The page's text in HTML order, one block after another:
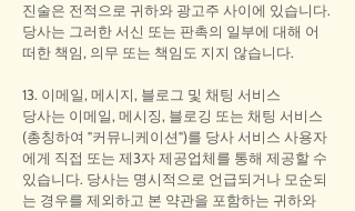
진술은 전적으로 귀하와 광고주 사이에 있습니다.
당사는 그러한 서신 또는 판촉의 일부에 대해 어
떠한 책임, 의무 또는 책임도 지지 않습니다.
13. 이메일, 메시지, 블로그 및 채팅 서비스
당사는 이메일, 메시징, 블로깅 또는 채팅 서비스
(총칭하여 "커뮤니케이션")를 당사 서비스 사용자
에게 직접 또는 제3자 제공업체를 통해 제공할 수
있습니다. 당사는 명시적으로 언급되거나 모순되
는 경우를 제외하고 본 약관을 포함하는 귀하와